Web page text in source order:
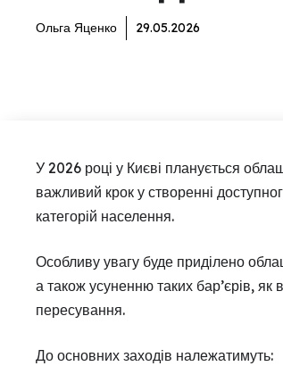
Ольга Яценко 29.05.2026
У 2026 році у Києві планується
важливий крок у створенні
категорій населення.
Особливу увагу буде приділено
а також усуненню таких бар’єрів,
пересування.
До основних заходів належатимуть: